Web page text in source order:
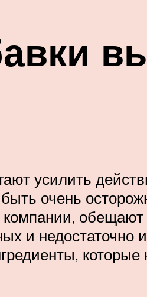
усилить
очень
и недостаточно